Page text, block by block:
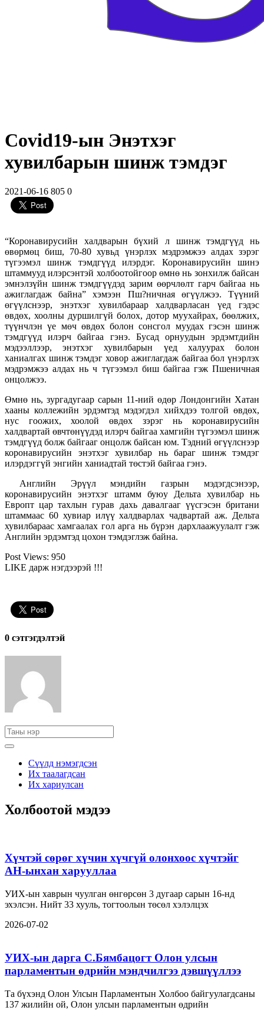
Covid19-ын Энэтхэг
хувилбарын шинж тэмдэг
2021-06-16 805 0
“Коронавирусийн халдварын бүхий л шинж тэмдгүүд нь
өвөрмөц биш, 70-80 хувьд үнэрлэх мэдрэмжээ алдах зэрэг
түгээмэл шинж тэмдгүүд илэрдэг. Коронавирусийн шинэ
штаммууд илэрсэнтэй холбоотойгоор өмнө нь зонхилж байсан
эмнэлзүйн шинж тэмдгүүдэд зарим өөрчлөлт гарч байгаа нь
ажиглагдаж байна” хэмээн Пш?ничная өгүүлжээ. Түүний
өгүүлснээр, энэтхэг хувилбараар халдварласан үед гэдэс
өвдөх, хоолны дуршилгүй болох, дотор муухайрах, бөөлжих,
түүнчлэн үе мөч өвдөх болон сонсгол муудах гэсэн шинж
тэмдгүүд илэрч байгаа гэнэ. Бусад орнуудын эрдэмтдийн
мэдээллээр, энэтхэг хувилбарын үед халуурах болон
ханиалгах шинж тэмдэг ховор ажиглагдаж байгаа бол үнэрлэх
мэдрэмжээ алдах нь ч түгээмэл биш байгаа гэж Пшеничная
онцолжээ.
Өмнө нь, зургадугаар сарын 11-ний өдөр Лондонгийн Хатан
хааны коллежийн эрдэмтэд мэдэгдэл хийхдээ толгой өвдөх,
нус гоожих, хоолой өвдөх зэрэг нь коронавирусийн
халдвартай өвчтөнүүдэд илэрч байгаа хамгийн түгээмэл шинж
тэмдгүүд болж байгааг онцолж байсан юм. Тэдний өгүүлснээр
коронавирусийн энэтхэг хувилбар нь бараг шинж тэмдэг
илэрдэггүй энгийн ханиадтай төстэй байгаа гэнэ.
Английн Эрүүл мэндийн газрын мэдэгдсэнээр,
коронавирусийн энэтхэг штамм буюу Дельта хувилбар нь
Европт цар тахлын гурав дахь давалгааг үүсгэсэн британи
штаммаас 60 хувиар илүү халдварлах чадвартай аж. Дельта
хувилбараас хамгаалах гол арга нь бүрэн дархлаажуулалт гэж
Английн эрдэмтэд цохон тэмдэглэж байна.
Post Views: 950
LIKE дарж нэгдээрэй !!!
0 cэтгэгдэлтэй
Сүүлд нэмэгдсэн
Их таалагдсан
Их хариулсан
Холбоотой мэдээ
Хүчтэй сөрөг хүчин хүчгүй олонхоос хүчтэйг
АН-ынхан харууллаа
УИХ-ын хаврын чуулган өнгөрсөн 3 дугаар сарын 16-нд
эхэлсэн. Нийт 33 хууль, тогтоолын төсөл хэлэлцэх
2026-07-02
УИХ-ын дарга С.Бямбацогт Олон улсын
парламентын өдрийн мэндчилгээ дэвшүүллээ
Та бүхэнд Олон Улсын Парламентын Холбоо байгуулагдсаны
137 жилийн ой, Олон улсын парламентын өдрийн